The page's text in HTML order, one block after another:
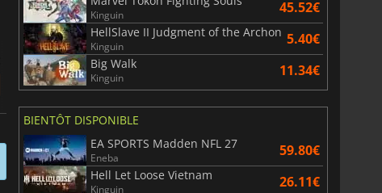
Kinguin 45.52€
HellSlave II Judgment of the Archon
Kinguin 5.40€
Big Walk
Kinguin 11.34€
BIENTÔT DISPONIBLE
EA SPORTS Madden NFL 27
Eneba 59.80€
Hell Let Loose Vietnam
Kinguin 26.11€